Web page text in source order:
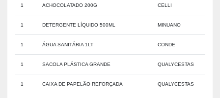
1 ACHOCOLATADO 200G CELLI
1 DETERGENTE LÍQUIDO 500ML MINUANO
1 ÁGUA SANITÁRIA 1LT CONDE
1 SACOLA PLÁSTICA GRANDE QUALYCESTAS
1 CAIXA DE PAPELÃO REFORÇADA QUALYCESTAS